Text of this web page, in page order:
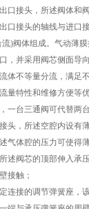
口接头，所述阀体和
口接头的轴线与进口
)阀体组成。气动薄
，并采用阀芯侧面导
体不等量分流，满足
量特性和维修方便等
一台三通阀可代替两
头，所述空腔内设
气体腔的压力可使得
述阀芯的顶部伸入承
接触；
连接的调节弹簧座